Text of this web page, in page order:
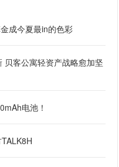
成今夏最in的色彩
贝客公寓轻资产战略愈加坚
电池！